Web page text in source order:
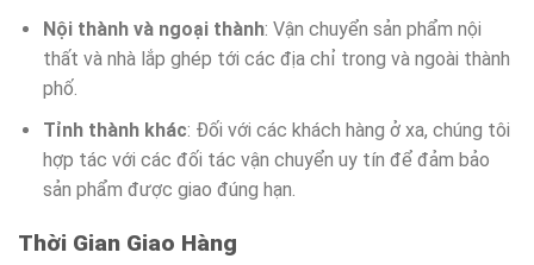
Nội thành và ngoại thành: Vận chuyển sản phẩm nội
thất và nhà lắp ghép tới các địa chỉ trong và ngoài thành
phố.
Tỉnh thành khác: Đối với các khách hàng ở xa, chúng tôi
hợp tác với các đối tác vận chuyển uy tín để đảm bảo
sản phẩm được giao đúng hạn.
Thời Gian Giao Hàng